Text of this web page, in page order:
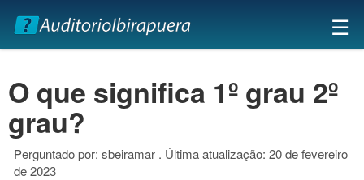
×
☰
O que significa 1º grau 2º
grau?
Perguntado por: sbeiramar . Última atualização: 20 de fevereiro
de 2023